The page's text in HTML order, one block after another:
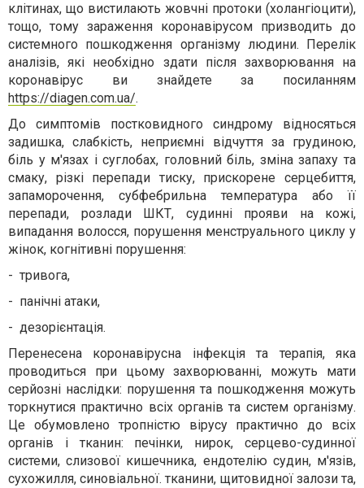
клітинах, що вистилають жовчні протоки (холангіоцити),
тощо, тому зараження коронавірусом призводить до
системного пошкодження організму людини. Перелік
аналізів, які необхідно здати після захворювання на
коронавірус ви знайдете за посиланням
https://diagen.com.ua/.
До симптомів постковидного синдрому відносяться
задишка, слабкість, неприємні відчуття за грудиною,
біль у м'язах і суглобах, головний біль, зміна запаху та
смаку, різкі перепади тиску, прискорене серцебиття,
запаморочення, субфебрильна температура або її
перепади, розлади ШКТ, судинні прояви на кожі,
випадання волосся, порушення менструального циклу у
жінок, когнітивні порушення:
- тривога,
- панічні атаки,
- дезорієнтація.
Перенесена коронавірусна інфекція та терапія, яка
проводиться при цьому захворюванні, можуть мати
серйозні наслідки: порушення та пошкодження можуть
торкнутися практично всіх органів та систем організму.
Це обумовлено тропністю вірусу практично до всіх
органів і тканин: печінки, нирок, серцево-судинної
системи, слизової кишечника, ендотелію судин, м'язів,
сухожилля, синовіальної. тканини, щитовидної залози та,